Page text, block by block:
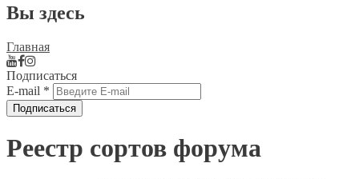
Вы здесь
Главная
Подписаться
E-mail *
Реестр сортов форума